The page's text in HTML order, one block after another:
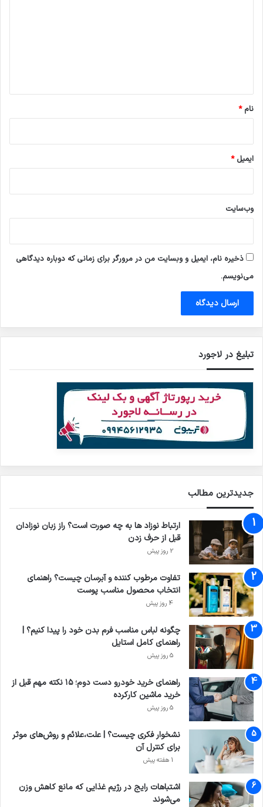
نام*
ایمیل*
وب‌سایت
ذخیره نام، ایمیل و وبسایت من در مرورگر برای زمانی که دوباره دیدگاهی
می‌نویسم.
تبلیغ در لاجورد
جدیدترین مطالب
ارتباط نوزاد ها به چه صورت است؟ راز زبان نوزادان
قبل از حرف زدن
2 روز پیش
تفاوت مرطوب کننده و آبرسان چیست؟ راهنمای
انتخاب محصول مناسب پوست
4 روز پیش
چگونه لباس مناسب فرم بدن خود را پیدا کنیم؟ |
راهنمای کامل استایل
5 روز پیش
راهنمای خرید خودرو دست دوم؛ ۱۵ نکته مهم قبل از
خرید ماشین کارکرده
5 روز پیش
نشخوار فکری چیست؟ | علت،علائم و روش‌های موثر
برای کنترل آن
1 هفته پیش
اشتباهات رایج در رژیم غذایی که مانع کاهش وزن
می‌شوند